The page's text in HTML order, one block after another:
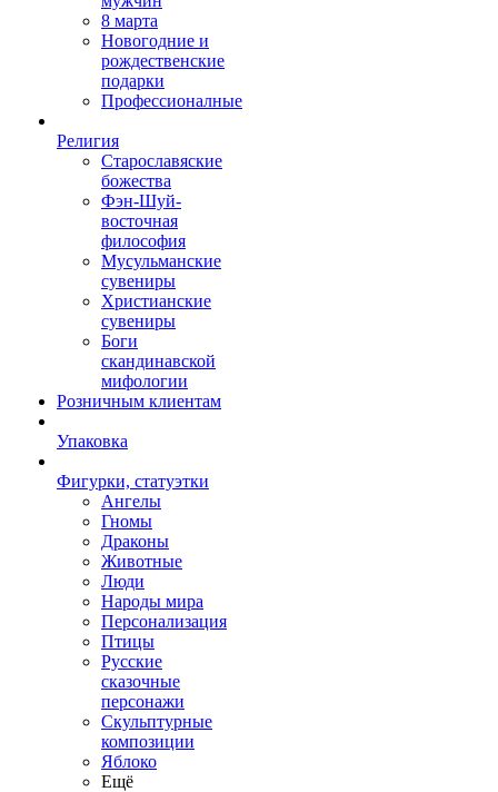
8 марта
Новогодние и
рождественские
подарки
Профессионалные
Религия
Старославяские
божества
Фэн-Шуй-
восточная
философия
Мусульманские
сувениры
Христианские
сувениры
Боги
скандинавской
мифологии
Розничным клиентам
Упаковка
Фигурки, статуэтки
Ангелы
Гномы
Драконы
Животные
Люди
Народы мира
Персонализация
Птицы
Русские
сказочные
персонажи
Скульптурные
композиции
Яблоко
Ещё